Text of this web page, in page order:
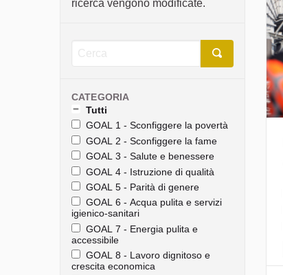
ricerca vengono modificate.
CATEGORIA
Tutti
GOAL 1 - Sconfiggere la povertà
GOAL 2 - Sconfiggere la fame
GOAL 3 - Salute e benessere
GOAL 4 - Istruzione di qualità
GOAL 5 - Parità di genere
GOAL 6 - Acqua pulita e servizi
igienico-sanitari
GOAL 7 - Energia pulita e
accessibile
GOAL 8 - Lavoro dignitoso e
crescita economica